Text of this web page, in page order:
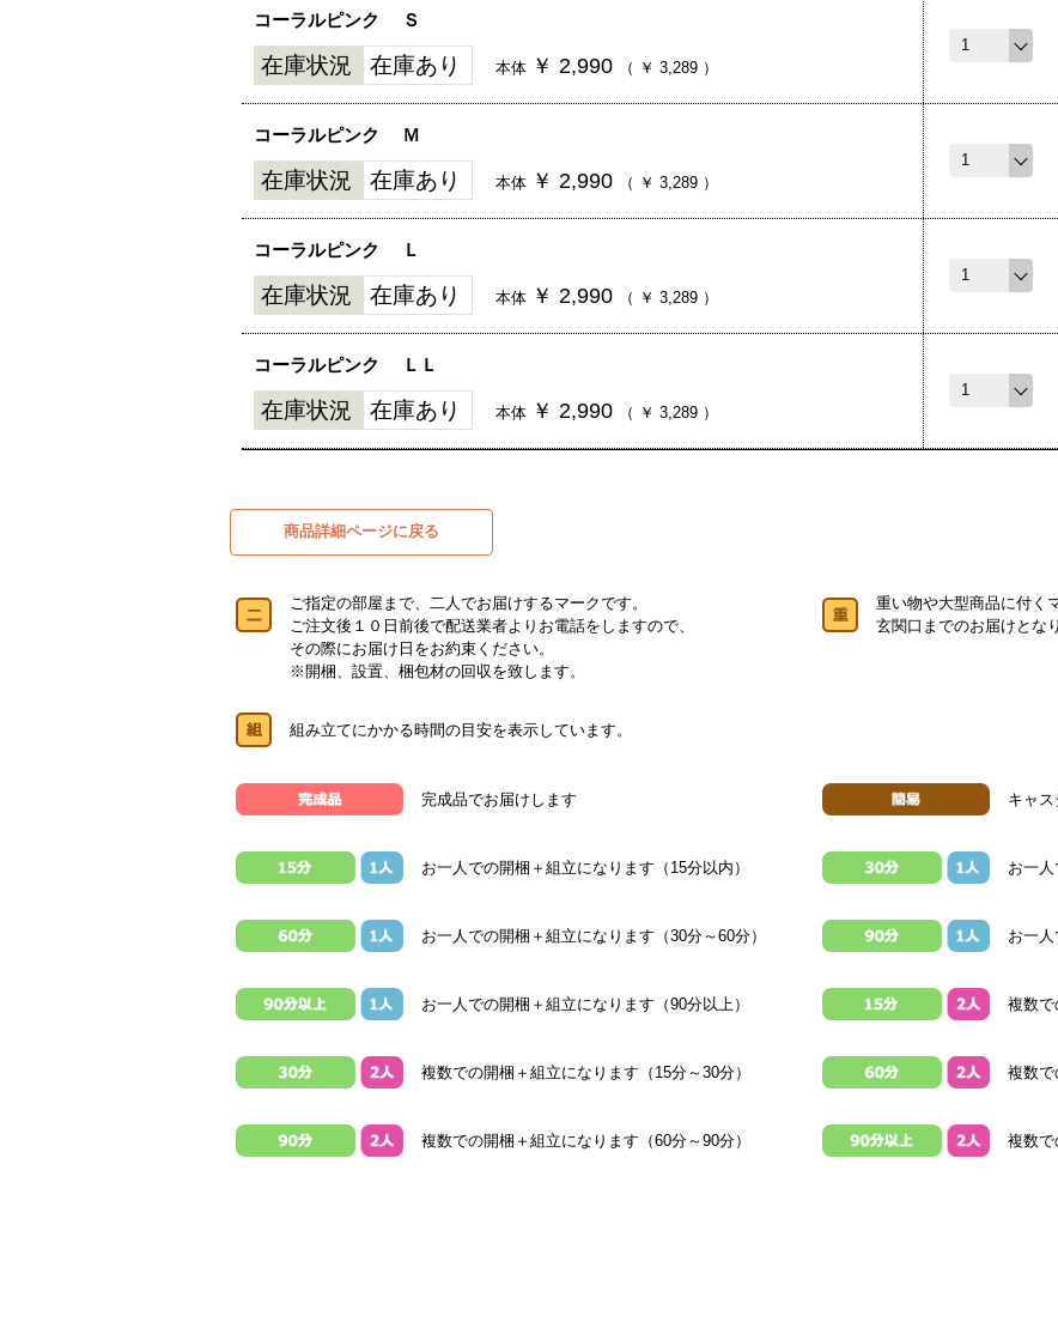
コーラルピンク Ｓ
在庫状況 在庫あり 本体 ￥ 2,990 （ ￥ 3,289 ）
コーラルピンク Ｍ
在庫状況 在庫あり 本体 ￥ 2,990 （ ￥ 3,289 ）
コーラルピンク Ｌ
在庫状況 在庫あり 本体 ￥ 2,990 （ ￥ 3,289 ）
コーラルピンク ＬＬ
在庫状況 在庫あり 本体 ￥ 2,990 （ ￥ 3,289 ）
商品詳細ページに戻る
ご指定の部屋まで、二人でお届けするマークです。
ご注文後１０日前後で配送業者よりお電話をしますので、
その際にお届け日をお約束ください。
※開梱、設置、梱包材の回収を致します。
重い物や大型商品に付く
玄関口までのお届けとな
組み立てにかかる時間の目安を表示しています。
完成品でお届けします キャ
お一人での開梱＋組立になります（15分以内） お一人
お一人での開梱＋組立になります（30分～60分） お一人
お一人での開梱＋組立になります（90分以上） 複数で
複数での開梱＋組立になります（15分～30分） 複数で
複数での開梱＋組立になります（60分～90分） 複数で